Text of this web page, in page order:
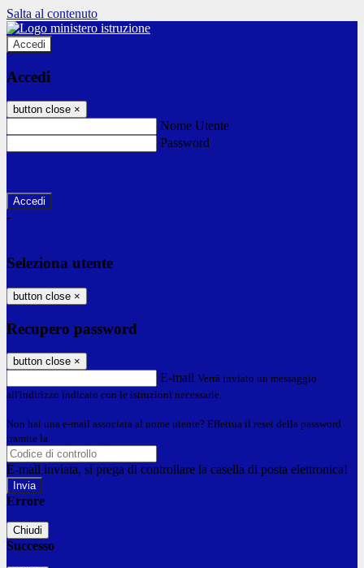
Salta al contenuto
Accedi
Accedi
button close ×
Nome Utente
Password
-
Seleziona utente
button close ×
Recupero password
button close ×
E-mail Verrà inviato un messaggio
all'indirizzo indicato con le istruzioni necessarie.
Non hai una e-mail associata al nome utente? Effettua il reset della password
tramite la
E-mail inviata, si prega di controllare la casella di posta elettronica!
Errore
Chiudi
Successo